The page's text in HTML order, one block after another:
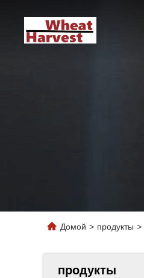
Домой > продукты >
продукты